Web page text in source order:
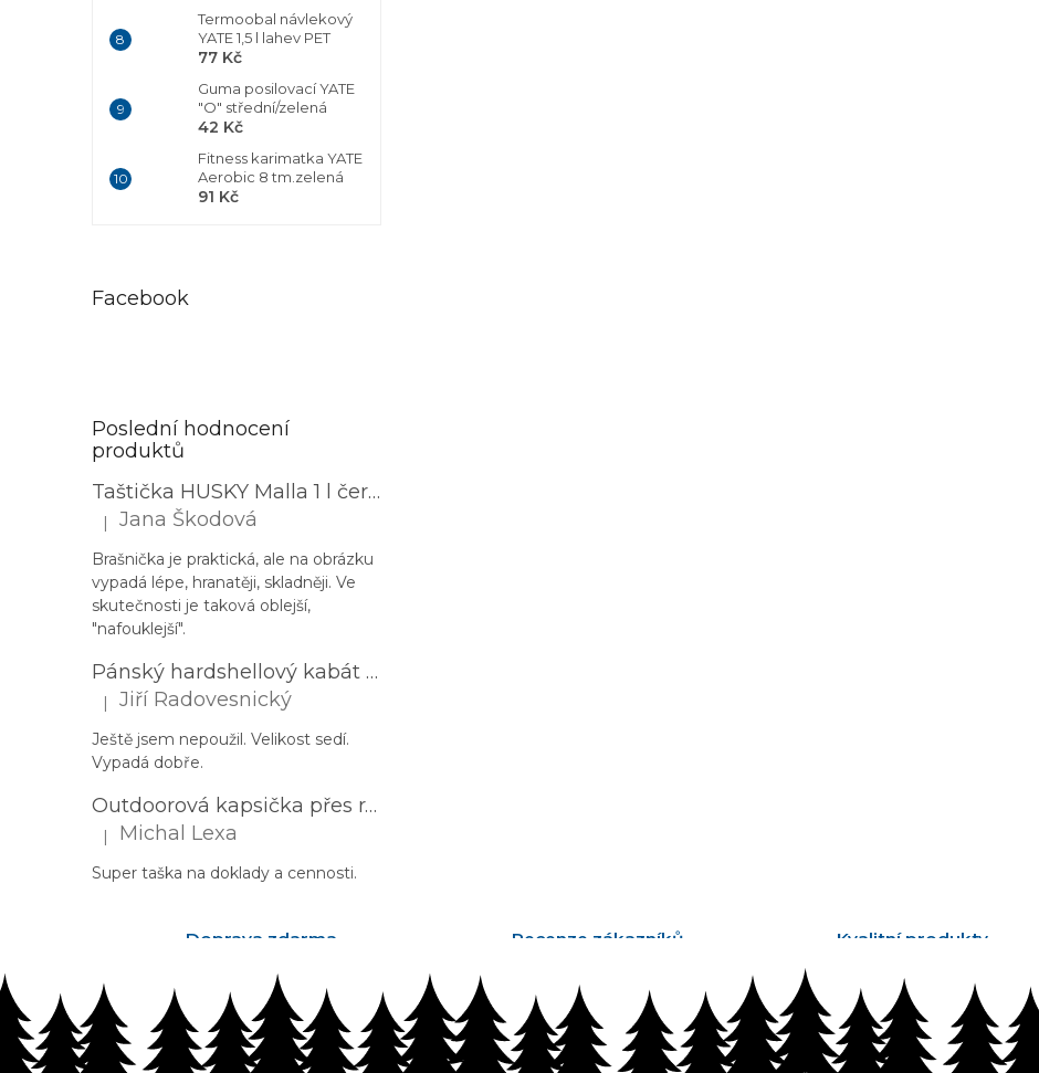
Termoobal návlekový
YATE 1,5 l lahev PET
77 Kč
Guma posilovací YATE
"O" střední/zelená
42 Kč
Fitness karimatka YATE
Aerobic 8 tm.zelená
91 Kč
Facebook
Poslední hodnocení
produktů
Taštička HUSKY Malla 1 l černá
Hodnocení produktu je 3 z 5 hvězdiček.
| Jana Škodová
Brašnička je praktická, ale na obrázku
vypadá lépe, hranatěji, skladněji. Ve
skutečnosti je taková oblejší,
"nafouklejší".
Pánský hardshellový kabát HUSKY Nestia M zelený
Hodnocení produktu je 5 z 5 hvězdiček.
| Jiří Radovesnický
Ještě jsem nepoužil. Velikost sedí.
Vypadá dobře.
Outdoorová kapsička přes rameno PROGRESS Corss Body černá
Hodnocení produktu je 5 z 5 hvězdiček.
| Michal Lexa
Super taška na doklady a cennosti.
Doprava zdarma Recenze zákazníků Kvalitní produkty